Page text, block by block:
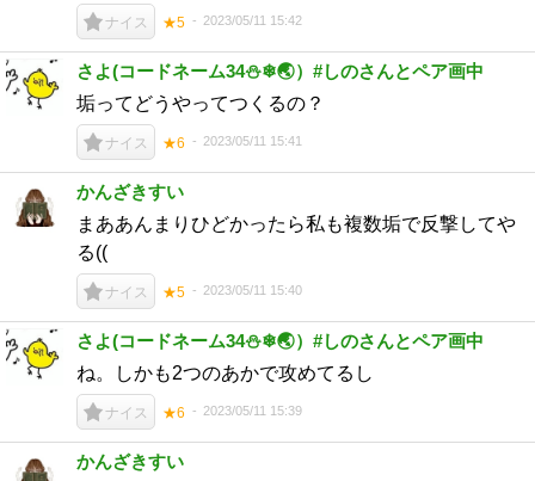
ナイス ★5 2023/05/11 15:42
さよ(コードネーム34⛄❄🌏）#しのさんとペア画中
垢ってどうやってつくるの？
ナイス ★6 2023/05/11 15:41
かんざきすい
まああんまりひどかったら私も複数垢で反撃してや
る((
ナイス ★5 2023/05/11 15:40
さよ(コードネーム34⛄❄🌏）#しのさんとペア画中
ね。しかも2つのあかで攻めてるし
ナイス ★6 2023/05/11 15:39
かんざきすい